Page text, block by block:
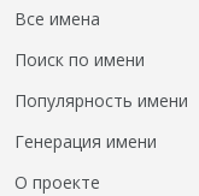
Все имена
Поиск по имени
Популярность имени
Генерация имени
О проекте